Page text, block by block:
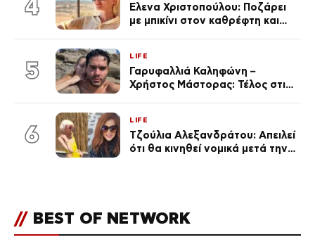
4
Έλενα Χριστοπούλου: Ποζάρει
με μπικίνι στον καθρέφτη και
καθεμία…» (Βίντεο)
5
LIFE
Γαρυφαλλιά Καληφώνη –
Χρήστος Μάστορας: Τέλος στις
6
LIFE
Τζούλια Αλεξανδράτου: Απειλεί
ότι θα κινηθεί νομικά μετά την
// BEST OF NETWORK